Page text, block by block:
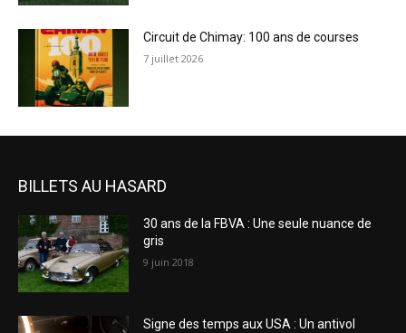
Circuit de Chimay: 100 ans de courses
7 juillet 2026
BILLETS AU HASARD
30 ans de la FBVA : Une seule nuance de
gris
9 juin 2018
Signe des temps aux USA : Un antivol